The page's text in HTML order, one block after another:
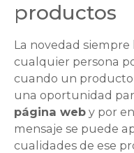
productos
La novedad
cualquier persona
cuando un producto
una oportunidad
página web y por
mensaje se puede
cualidades de ese